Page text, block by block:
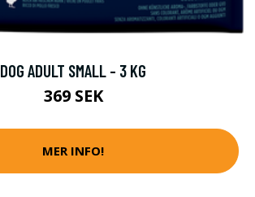
DOG ADULT SMALL - 3 KG
369 SEK
MER INFO!